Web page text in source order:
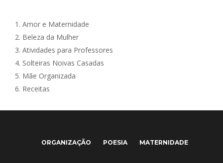
1. Amor e Maternidade
2. Beleza da Mulher
3. Atividades para Professores
4. Solteiras Noivas Casadas
5. Mãe Organizada
6. Receitas
ORGANIZAÇÃO POESIA MATERNIDADE